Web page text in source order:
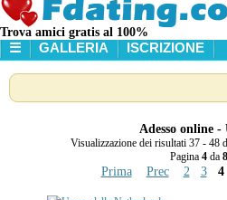
Trova amici gratis al 100%
☰
HOME
GALLERIA ISCRIZIONE
Adesso online
Visualizzazione dei risultati 37 - 48
Pagina 4da
Prima Prec 2 3 4